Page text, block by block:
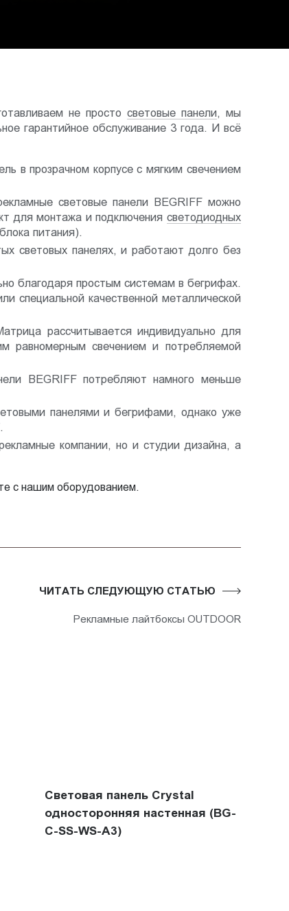
не просто световые панели, мы
гарантийное обслуживание 3 года. И всё
в прозрачном корпусе с мягким свечением
световые панели BEGRIFF можно
для монтажа и подключения светодиодных
питания).
световых панелях, и работают долго без
благодаря простым системам в бегрифах.
специальной качественной металлической
рассчитывается индивидуально для
равномерным свечением и потребляемой
BEGRIFF потребляют намного меньше
панелями и бегрифами, однако уже
компании, но и студии дизайна, а
с нашим оборудованием.
ЧИТАТЬ СЛЕДУЮЩУЮ СТАТЬЮ
Рекламные лайтбоксы OUTDOOR
Световая панель Crystal
односторонняя настенная (BG-
C-SS-WS-A3)